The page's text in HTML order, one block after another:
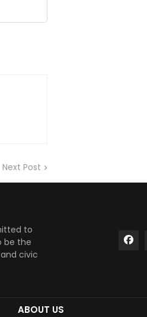
Next Post
to
be the
civic
ABOUT US